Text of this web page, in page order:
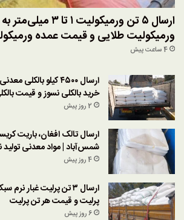
ارسال ۵ تن ورمیکولیت
ورمیکولیت طلایی و قیمت عمده
4 ساعت پیش
ارسال ۴۵۰۰ کیلو
خرید بالکلی نسوز و قیمت
2 روز پیش
ارسال تالک افغان، باریت
شمس‌آباد | مواد معدنی تولید
4 روز پیش
ارسال ۳ تن پرلیت غبار
پرلیت و قیمت هر تن پرلیت
6 روز پیش